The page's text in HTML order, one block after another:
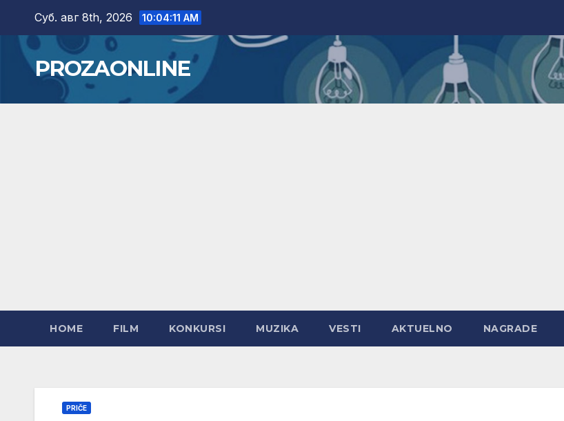
content
Суб. авг 8th, 2026 10:04:13 AM
PROZAONLINE
HOME FILM KONKURSI MUZIKA VESTI AKTUELNO NAGRADE
PRIČE